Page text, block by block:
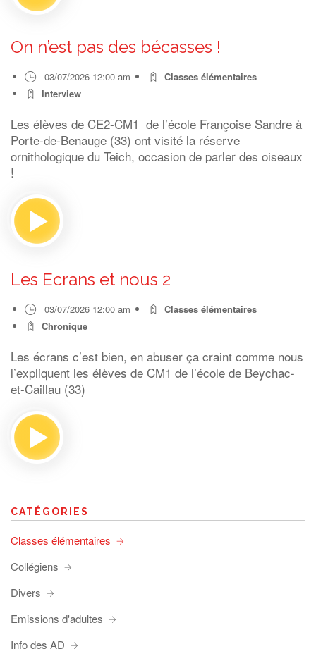
On n’est pas des bécasses !
03/07/2026 12:00 am
Classes élémentaires
Interview
Les élèves de CE2-CM1 de l’école Françoise Sandre à
Porte-de-Benauge (33) ont visité la réserve
ornithologique du Teich, occasion de parler des oiseaux
!
Les Ecrans et nous 2
03/07/2026 12:00 am
Classes élémentaires
Chronique
Les écrans c’est bien, en abuser ça craint comme nous
l’expliquent les élèves de CM1 de l’école de Beychac-
et-Caillau (33)
CATÉGORIES
Classes élémentaires
Collégiens
Divers
Emissions d'adultes
Info des AD